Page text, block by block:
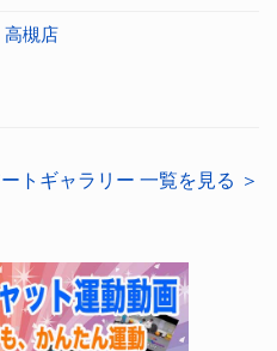
槻店
トギャラリー 一覧を見る ＞